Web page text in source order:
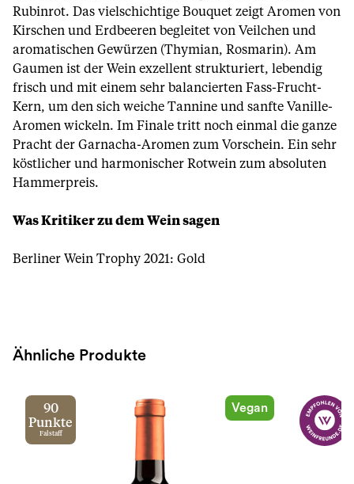
Rubinrot. Das vielschichtige Bouquet zeigt Aromen von
Kirschen und Erdbeeren begleitet von Veilchen und
aromatischen Gewürzen (Thymian, Rosmarin). Am
Gaumen ist der Wein exzellent strukturiert, lebendig
frisch und mit einem sehr balancierten Fass-Frucht-
Kern, um den sich weiche Tannine und sanfte Vanille-
Aromen wickeln. Im Finale tritt noch einmal die ganze
Pracht der Garnacha-Aromen zum Vorschein. Ein sehr
köstlicher und harmonischer Rotwein zum absoluten
Hammerpreis.
Was Kritiker zu dem Wein sagen
Berliner Wein Trophy 2021: Gold
Ähnliche Produkte
90
Punkte
Falstaff
Vegan